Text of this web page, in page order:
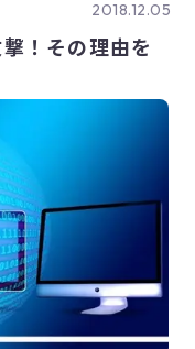
2018.12.05
！その理由を